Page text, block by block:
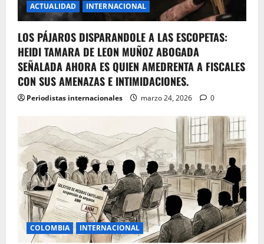
ACTUALIDAD INTERNACIONAL
LOS PÁJAROS DISPARANDOLE A LAS ESCOPETAS:
HEIDI TAMARA DE LEON MUÑOZ ABOGADA
SEÑALADA AHORA ES QUIEN AMEDRENTA A FISCALES
CON SUS AMENAZAS E INTIMIDACIONES.
Periodistas internacionales marzo 24, 2026 0
COLOMBIA INTERNACIONAL